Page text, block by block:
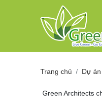
Trang chủ Dự án
Green Architects